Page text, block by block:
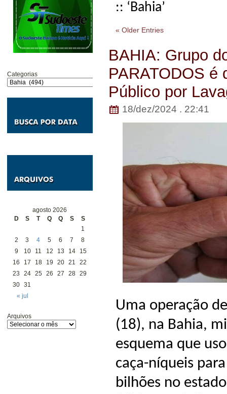
Categorias
agosto 2026
D
S T Q Q S S
« jul
1
2
3 4 5 6 7
8
9
10 11 12 13 14
15
16
17 18 19 20 21
22
23
24 25 26 27 28 29
30 31
Arquivos
:: ‘Bahia’
« Older Entries
BAHIA: Grupo
PARATODOS é
Público por
18/dez/2024 . 22:41
Uma operação
(18), na Bahia,
esquema que
caça-níqueis
bilhões no